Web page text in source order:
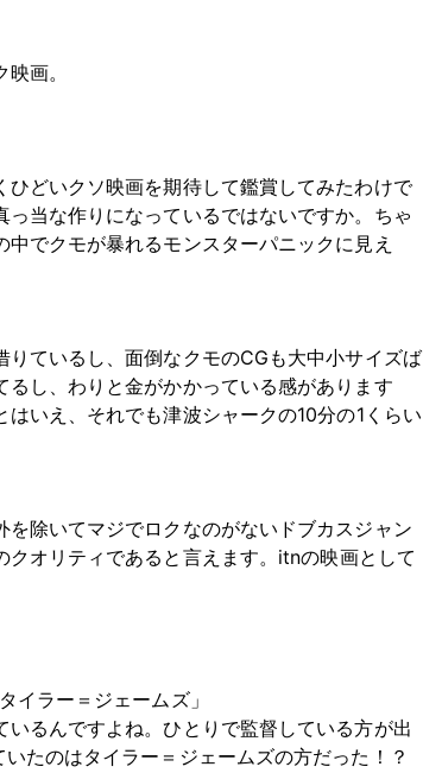
画。
ひどいクソ映画を期待して鑑賞してみたわけで
当な作りになっているではないですか。ちゃ
でクモが暴れるモンスターパニックに見え
ているし、面倒なクモのCGも大中小サイズば
るし、わりと金がかかっている感があります
いえ、それでも津波シャークの10分の1くらい
除いてマジでロクなのがないドブカスジャン
オリティであると言えます。itnの映画として
イラー＝ジェームズ」
るんですよね。ひとりで監督している方が出
たのはタイラー＝ジェームズの方だった！？